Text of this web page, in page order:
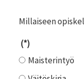
Millaiseen
(*)
Maisterintyö